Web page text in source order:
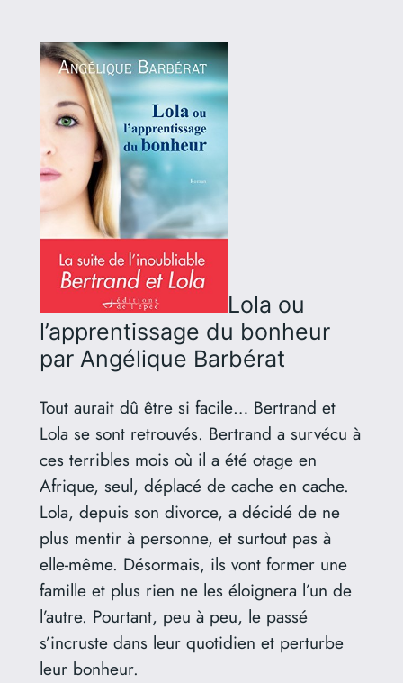
Lola ou
l’apprentissage du bonheur
par Angélique Barbérat
Tout aurait dû être si facile… Bertrand et
Lola se sont retrouvés. Bertrand a survécu à
ces terribles mois où il a été otage en
Afrique, seul, déplacé de cache en cache.
Lola, depuis son divorce, a décidé de ne
plus mentir à personne, et surtout pas à
elle-même. Désormais, ils vont former une
famille et plus rien ne les éloignera l’un de
l’autre. Pourtant, peu à peu, le passé
s’incruste dans leur quotidien et perturbe
leur bonheur.